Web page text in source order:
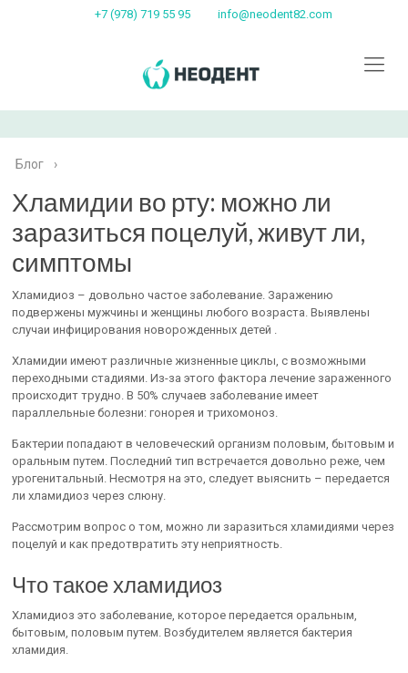
+7 (978) 719 55 95 info@neodent82.com
Блог ›
Хламидии во рту: можно ли
заразиться поцелуй, живут ли,
симптомы
Хламидиоз – довольно частое заболевание. Заражению
подвержены мужчины и женщины любого возраста. Выявлены
случаи инфицирования новорожденных детей .
Хламидии имеют различные жизненные циклы, с возможными
переходными стадиями. Из-за этого фактора лечение зараженного
происходит трудно. В 50% случаев заболевание имеет
параллельные болезни: гонорея и трихомоноз.
Бактерии попадают в человеческий организм половым, бытовым и
оральным путем. Последний тип встречается довольно реже, чем
урогенитальный. Несмотря на это, следует выяснить – передается
ли хламидиоз через слюну.
Рассмотрим вопрос о том, можно ли заразиться хламидиями через
поцелуй и как предотвратить эту неприятность.
Что такое хламидиоз
Хламидиоз это заболевание, которое передается оральным,
бытовым, половым путем. Возбудителем является бактерия
хламидия.